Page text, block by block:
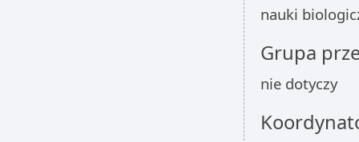
nauki
Grupa
nie dotyczy